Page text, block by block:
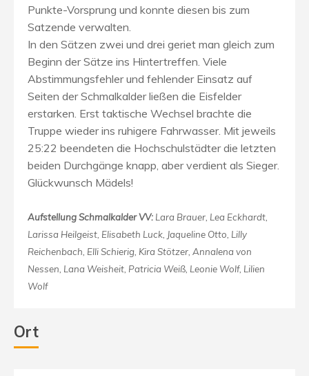
Punkte-Vorsprung und konnte diesen bis zum
Satzende verwalten.
In den Sätzen zwei und drei geriet man gleich zum
Beginn der Sätze ins Hintertreffen. Viele
Abstimmungsfehler und fehlender Einsatz auf
Seiten der Schmalkalder ließen die Eisfelder
erstarken. Erst taktische Wechsel brachte die
Truppe wieder ins ruhigere Fahrwasser. Mit jeweils
25:22 beendeten die Hochschulstädter die letzten
beiden Durchgänge knapp, aber verdient als Sieger.
Glückwunsch Mädels!
Aufstellung Schmalkalder VV: Lara Brauer, Lea Eckhardt,
Larissa Heilgeist, Elisabeth Luck, Jaqueline Otto, Lilly
Reichenbach, Elli Schierig, Kira Stötzer, Annalena von
Nessen, Lana Weisheit, Patricia Weiß, Leonie Wolf, Lilien
Wolf
Ort